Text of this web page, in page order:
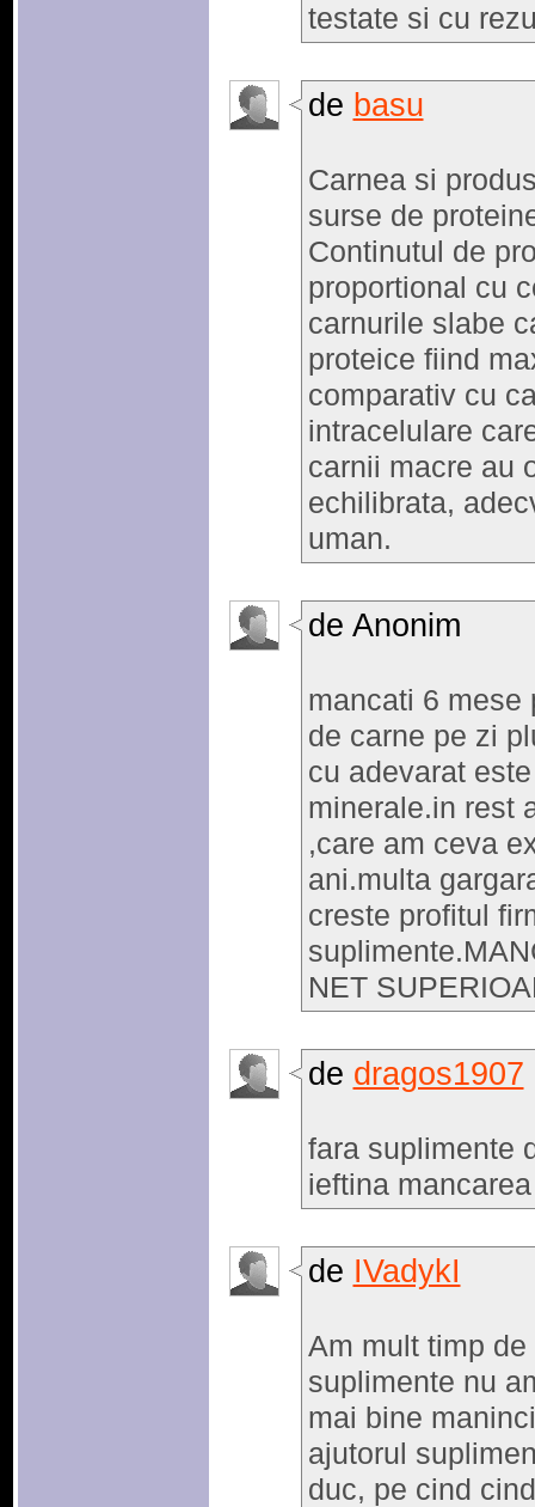
testate si cu
de basu
Carnea si
surse de
Continutul de
proportional cu
carnurile slabe
proteice fiind
comparativ cu
intracelulare
carnii macre au
echilibrata,
uman.
de Anonim
mancati 6 mese
de carne pe zi
cu adevarat
minerale.in rest
,care am ceva
ani.multa
creste profitul
NET
de dragos1907
fara suplimente
ieftina
de IVadykI
Am mult timp
suplimente nu
mai bine
ajutorul
duc, pe cind